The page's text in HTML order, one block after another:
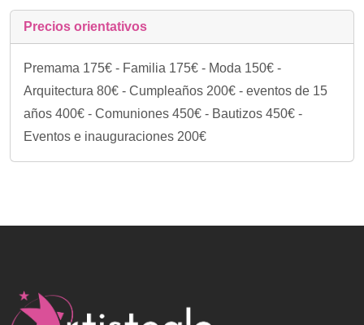
Precios orientativos
Premama 175€ - Familia 175€ - Moda 150€ -
Arquitectura 80€ - Cumpleaños 200€ - eventos de 15
años 400€ - Comuniones 450€ - Bautizos 450€ -
Eventos e inauguraciones 200€